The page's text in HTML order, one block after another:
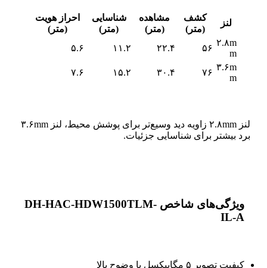
لنز
کشف
(متر)
مشاهده
(متر)
شناسایی
(متر)
احراز هویت
(متر)
۲.۸m
m
۵۶ ۲۲.۴ ۱۱.۲
۵.۶
۳.۶m
m
۷۶ ۳۰.۴ ۱۵.۲ ۷.۶
لنز ۲.۸mm زاویه دید وسیع‌تر برای پوشش محیط، لنز ۳.۶mm
برد بیشتر برای شناسایی جزئیات.
ویژگی‌های شاخص DH-HAC-HDW1500TLM-
IL-A
کیفیت تصویر ۵ مگاپیکسل با وضوح بالا